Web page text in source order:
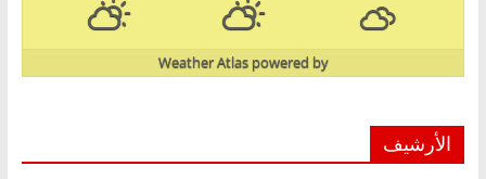
powered by
Weather Atlas
الأرشيف